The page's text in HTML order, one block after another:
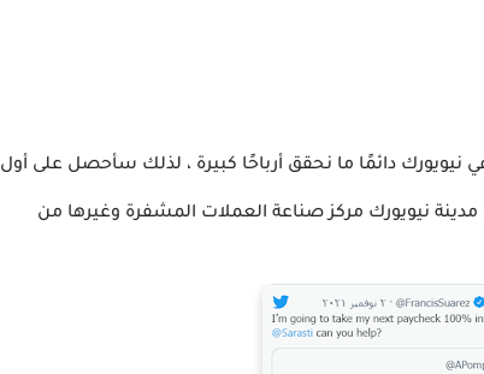
نيويورك دائمًا ما نحقق أرباحًا كبيرة ، لذلك سأحصل على أول
نيويورك مركز صناعة العملات المشفرة وغيرها من